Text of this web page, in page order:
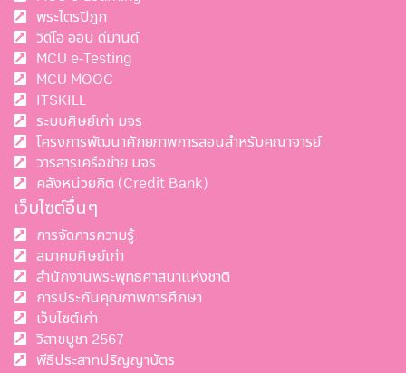
พระไตรปิฎก
วิดีโอ ออน ดีมานด์
MCU e-Testing
MCU MOOC
ITSKILL
ระบบศิษย์เก่า มจร
โครงการพัฒนาศักยภาพการสอนสำหรับคณาจารย์
วารสารเครือข่าย มจร
คลังหน่วยกิต (Credit Bank)
เว็บไซต์อื่นๆ
การจัดการความรู้
สมาคมศิษย์เก่า
สำนักงานพระพุทธศาสนาแห่งชาติ
การประกันคุณภาพการศึกษา
เว็บไซต์เก่า
วิสาขบูชา 2567
พีธีประสาทปริญญาบัตร